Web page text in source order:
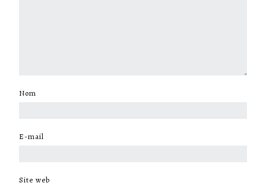
Nom
E-mail
Site web